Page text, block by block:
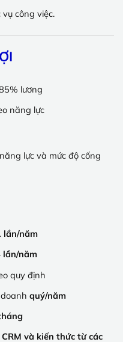
công việc.
lương
năng lực
lực và mức độ cống
lần/năm
lần/năm
quy định
quý/năm
và kiến thức từ các